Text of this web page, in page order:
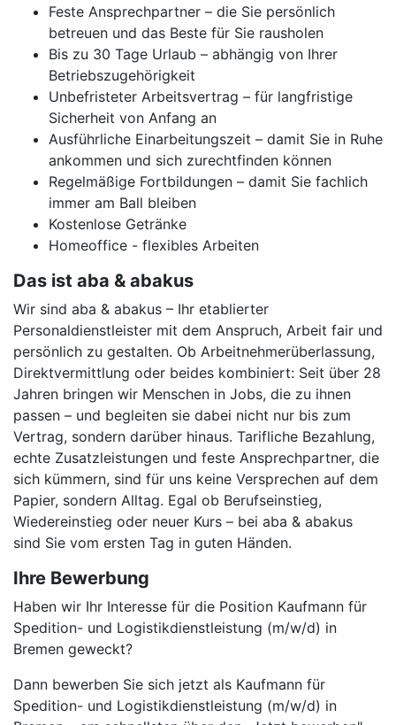
Feste Ansprechpartner – die Sie persönlich
betreuen und das Beste für Sie rausholen
Bis zu 30 Tage Urlaub – abhängig von Ihrer
Betriebszugehörigkeit
Unbefristeter Arbeitsvertrag – für langfristige
Sicherheit von Anfang an
Ausführliche Einarbeitungszeit – damit Sie in Ruhe
ankommen und sich zurechtfinden können
Regelmäßige Fortbildungen – damit Sie fachlich
immer am Ball bleiben
Kostenlose Getränke
Homeoffice - flexibles Arbeiten
Das ist aba & abakus
Wir sind aba & abakus – Ihr etablierter
Personaldienstleister mit dem Anspruch, Arbeit fair und
persönlich zu gestalten. Ob Arbeitnehmerüberlassung,
Direktvermittlung oder beides kombiniert: Seit über 28
Jahren bringen wir Menschen in Jobs, die zu ihnen
passen – und begleiten sie dabei nicht nur bis zum
Vertrag, sondern darüber hinaus. Tarifliche Bezahlung,
echte Zusatzleistungen und feste Ansprechpartner, die
sich kümmern, sind für uns keine Versprechen auf dem
Papier, sondern Alltag. Egal ob Berufseinstieg,
Wiedereinstieg oder neuer Kurs – bei aba & abakus
sind Sie vom ersten Tag in guten Händen.
Ihre Bewerbung
Haben wir Ihr Interesse für die Position Kaufmann für
Spedition- und Logistikdienstleistung (m/w/d) in
Bremen geweckt?
Dann bewerben Sie sich jetzt als Kaufmann für
Spedition- und Logistikdienstleistung (m/w/d) in